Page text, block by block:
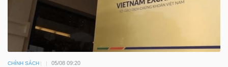
CHÍNH SÁCH 05/08 09:20